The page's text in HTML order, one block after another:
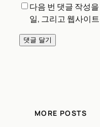
다음 번 댓글 작성
일, 그리고 웹사이
MORE POSTS